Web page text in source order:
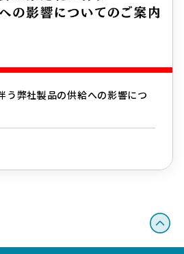
う弊社製品の供給への影響につ